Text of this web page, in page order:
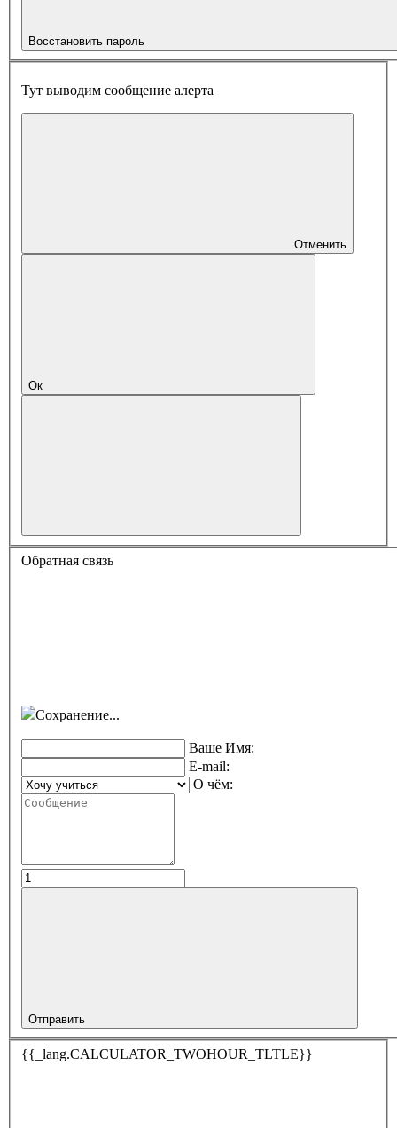
Восстановить пароль
Тут выводим сообщение алерта
Отменить
Ок
Обратная связь
Сохранение...
Ваше Имя:
E-mail:
О чём:
Отправить
{{_lang.CALCULATOR_TWOHOUR_TLTLE}}